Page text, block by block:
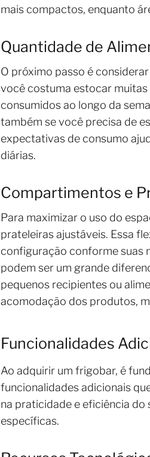
mais compactos, enquanto
Quantidade de
O próximo passo é
você costuma estocar muitas
consumidos ao longo da
também se você precisa de
expectativas de consumo
diárias.
Compartimentos e
Para maximizar o uso do
prateleiras ajustáveis. Essa
configuração conforme suas
podem ser um grande
pequenos recipientes ou
acomodação dos produtos,
Funcionalidades
Ao adquirir um frigobar, é
funcionalidades adicionais
na praticidade e eficiência do
específicas.